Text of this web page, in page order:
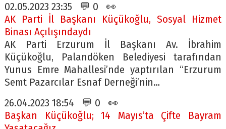
02.05.2023 23:35 💬 0 👀
AK Parti İl Başkanı Küçükoğlu, Sosyal Hizmet
Binası Açılışındaydı
AK Parti Erzurum İl Başkanı Av. İbrahim
Küçükoğlu, Palandöken Belediyesi tarafından
Yunus Emre Mahallesi’nde yaptırılan “Erzurum
Semt Pazarcılar Esnaf Derneği’nin…
26.04.2023 18:54 💬 0 👀
Başkan Küçükoğlu; 14 Mayıs’ta Çifte Bayram